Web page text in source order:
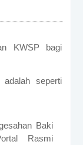
KWSP bagi
adalah seperti
Baki
Rasmi